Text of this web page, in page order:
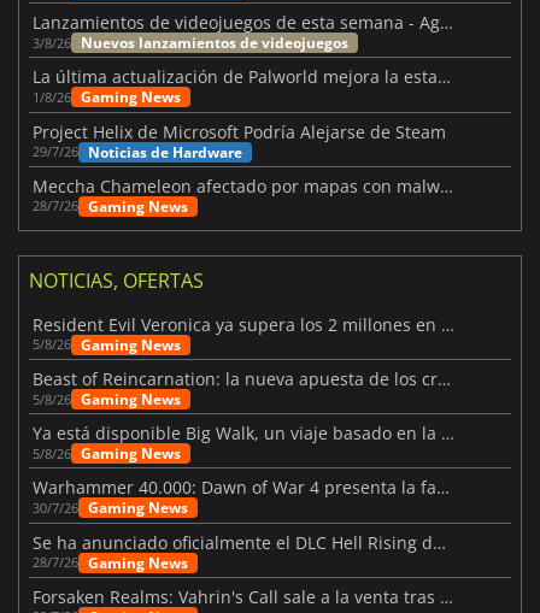
Lanzamientos de videojuegos de esta semana - Agosto de 2026 (semana 32)
3/8/26 Nuevos lanzamientos de videojuegos
La última actualización de Palworld mejora la estabilidad
1/8/26 Gaming News
Project Helix de Microsoft Podría Alejarse de Steam
29/7/26 Noticias de Hardware
Meccha Chameleon afectado por mapas con malware y Discord
28/7/26 Gaming News
NOTICIAS, OFERTAS
Resident Evil Veronica ya supera los 2 millones en listas de deseados
5/8/26 Gaming News
Beast of Reincarnation: la nueva apuesta de los creadores de Pokémon
5/8/26 Gaming News
Ya está disponible Big Walk, un viaje basado en la amistad
5/8/26 Gaming News
Warhammer 40.000: Dawn of War 4 presenta la facción de los Necrones
30/7/26 Gaming News
Se ha anunciado oficialmente el DLC Hell Rising de Nioh 3
28/7/26 Gaming News
Forsaken Realms: Vahrin's Call sale a la venta tras una década